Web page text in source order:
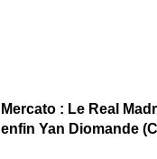
Mercato : Le Real
enfin Yan Diomande